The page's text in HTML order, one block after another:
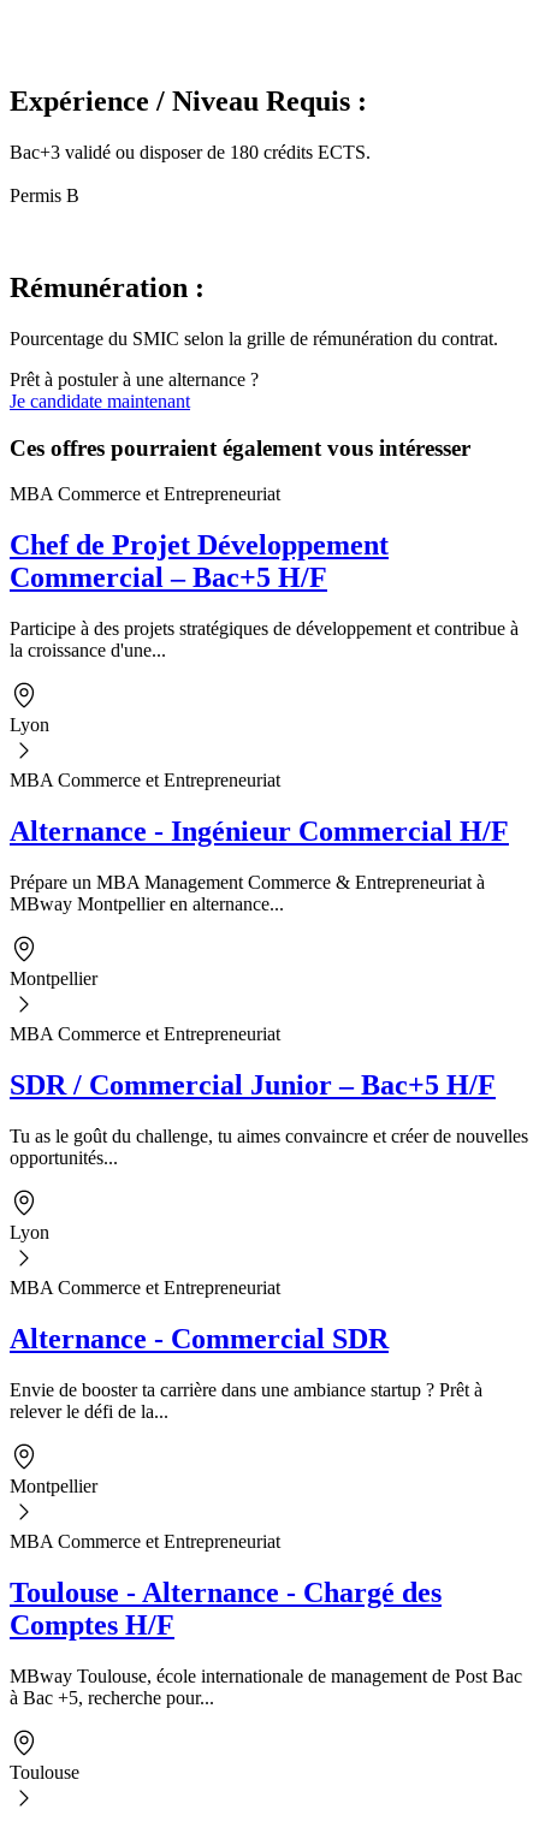
Expérience / Niveau Requis :
Bac+3 validé ou disposer de 180 crédits ECTS.
Permis B
Rémunération :
Pourcentage du SMIC selon la grille de rémunération du contrat.
Prêt à postuler à une alternance ?
Je candidate maintenant
Ces offres pourraient également vous intéresser
MBA Commerce et Entrepreneuriat
Chef de Projet Développement
Commercial – Bac+5 H/F
Participe à des projets stratégiques de développement et contribue à
la croissance d'une...
Lyon
MBA Commerce et Entrepreneuriat
Alternance - Ingénieur Commercial H/F
Prépare un MBA Management Commerce & Entrepreneuriat à
MBway Montpellier en alternance...
Montpellier
MBA Commerce et Entrepreneuriat
SDR / Commercial Junior – Bac+5 H/F
Tu as le goût du challenge, tu aimes convaincre et créer de nouvelles
opportunités...
Lyon
MBA Commerce et Entrepreneuriat
Alternance - Commercial SDR
Envie de booster ta carrière dans une ambiance startup ? Prêt à
relever le défi de la...
Montpellier
MBA Commerce et Entrepreneuriat
Toulouse - Alternance - Chargé des
Comptes H/F
MBway Toulouse, école internationale de management de Post Bac
à Bac +5, recherche pour...
Toulouse